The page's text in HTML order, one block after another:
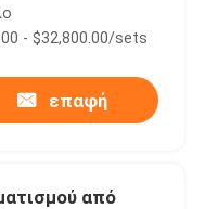
- $32,800.00/sets
επαφή
από